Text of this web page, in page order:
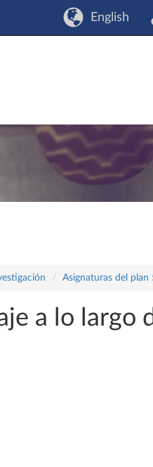
English
Asignaturas del plan
a lo largo